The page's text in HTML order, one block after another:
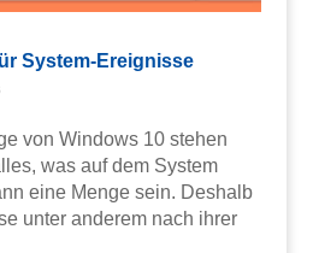
System-Ereignisse
von Windows 10 stehen
was auf dem System
eine Menge sein. Deshalb
unter anderem nach ihrer